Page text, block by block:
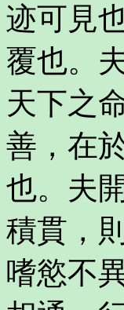
迹可見
覆也。
天下之
善，在
也。夫
積貫，
嗜慾不